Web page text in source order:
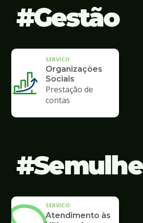
Gestão
SERVICO
Organizações
Sociais
Prestação de
contas
SERVICO
Atendimento às